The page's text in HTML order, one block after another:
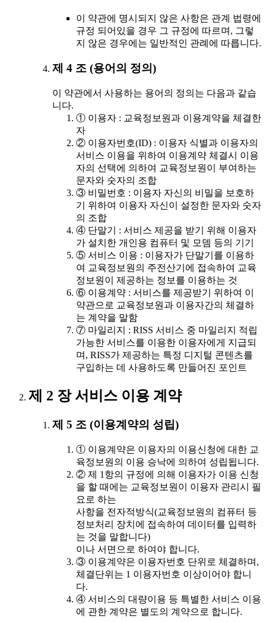
이 약관에 명시되지 않은 사항은 관계 법령에
규정 되어있을 경우 그 규정에 따르며, 그렇
지 않은 경우에는 일반적인 관례에 따릅니다.
제 4 조 (용어의 정의)
이 약관에서 사용하는 용어의 정의는 다음과 같습
니다.
① 이용자 : 교육정보원과 이용계약을 체결한
자
② 이용자번호(ID) : 이용자 식별과 이용자의
서비스 이용을 위하여 이용계약 체결시 이용
자의 선택에 의하여 교육정보원이 부여하는
문자와 숫자의 조합
③ 비밀번호 : 이용자 자신의 비밀을 보호하
기 위하여 이용자 자신이 설정한 문자와 숫자
의 조합
④ 단말기 : 서비스 제공을 받기 위해 이용자
가 설치한 개인용 컴퓨터 및 모뎀 등의 기기
⑤ 서비스 이용 : 이용자가 단말기를 이용하
여 교육정보원의 주전산기에 접속하여 교육
정보원이 제공하는 정보를 이용하는 것
⑥ 이용계약 : 서비스를 제공받기 위하여 이
약관으로 교육정보원과 이용자간의 체결하
는 계약을 말함
⑦ 마일리지 : RISS 서비스 중 마일리지 적립
가능한 서비스를 이용한 이용자에게 지급되
며, RISS가 제공하는 특정 디지털 콘텐츠를
구입하는 데 사용하도록 만들어진 포인트
제 2 장 서비스 이용 계약
제 5 조 (이용계약의 성립)
① 이용계약은 이용자의 이용신청에 대한 교
육정보원의 이용 승낙에 의하여 성립됩니다.
② 제 1항의 규정에 의해 이용자가 이용 신청
을 할 때에는 교육정보원이 이용자 관리시 필
요로 하는
사항을 전자적방식(교육정보원의 컴퓨터 등
정보처리 장치에 접속하여 데이터를 입력하
는 것을 말합니다)
이나 서면으로 하여야 합니다.
③ 이용계약은 이용자번호 단위로 체결하며,
체결단위는 1 이용자번호 이상이어야 합니
다.
④ 서비스의 대량이용 등 특별한 서비스 이용
에 관한 계약은 별도의 계약으로 합니다.